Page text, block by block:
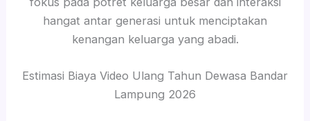
hangat antar generasi untuk menciptakan
kenangan keluarga yang abadi.
Estimasi Biaya Video Ulang Tahun Dewasa Bandar
Lampung 2026